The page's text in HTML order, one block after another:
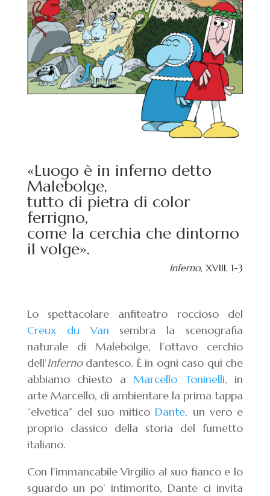
«Luogo è in inferno detto
Malebolge,
tutto di pietra di color
ferrigno,
come la cerchia che dintorno
il volge».
Inferno, XVIII, 1-3
Lo spettacolare anfiteatro roccioso del
Creux du Van sembra la scenografia
naturale di Malebolge, l’ottavo cerchio
dell’Infernodantesco. È in ogni caso qui che
abbiamo chiesto aMarcello Toninelli, in
arte Marcello, di ambientare la prima tappa
“elvetica” del suo miticoDante, un vero e
proprio classico della storia del fumetto
italiano.
Con l’immancabile Virgilio al suo fianco e lo
sguardo un po’ intimorito, Dante ci invita